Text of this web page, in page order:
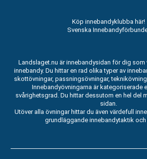
Köp innebandyklubba här!
Svenska
Landslaget.nu är innebandysidan för dig som
innebandy. Du hittar en rad olika typer av
skottövningar, passningsövningar,
Innebandyövningarna är kategoriserade
svårighetsgrad. Du hittar dessutom en hel del
sidan.
Utöver alla övningar hittar du även värdefull
grundläggande innebandytaktik